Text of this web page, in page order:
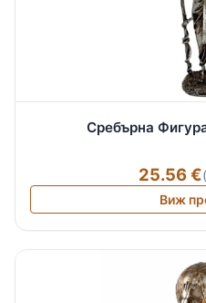
Сребърна
25.56 €
Виж